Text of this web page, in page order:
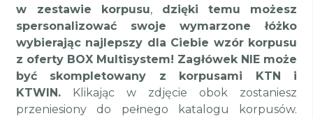
w zestawie korpusu, dzięki temu
możesz
spersonalizować swoje wymarzone łóżko
wybierając najlepszy dla Ciebie wzór korpusu
z oferty BOX Multisystem! Zagłówek NIE może
być skompletowany z korpusami KTN i
KTWIN. Klikając w zdjęcie obok zostaniesz
przeniesiony do pełnego katalogu korpusów.